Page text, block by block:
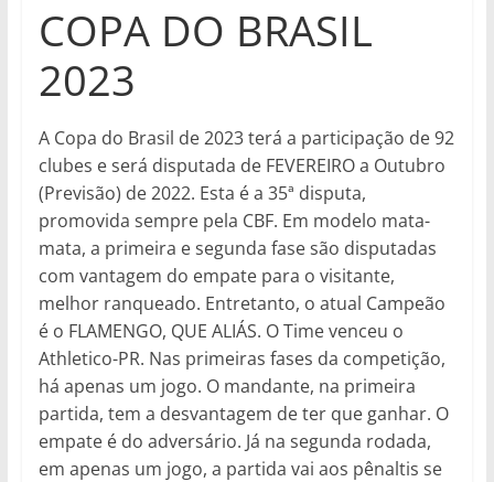
COPA DO BRASIL
2023
A Copa do Brasil de 2023 terá a participação de 92
clubes e será disputada de FEVEREIRO a Outubro
(Previsão) de 2022. Esta é a 35ª disputa,
promovida sempre pela CBF. Em modelo mata-
mata, a primeira e segunda fase são disputadas
com vantagem do empate para o visitante,
melhor ranqueado. Entretanto, o atual Campeão
é o FLAMENGO, QUE ALIÁS. O Time venceu o
Athletico-PR. Nas primeiras fases da competição,
há apenas um jogo. O mandante, na primeira
partida, tem a desvantagem de ter que ganhar. O
empate é do adversário. Já na segunda rodada,
em apenas um jogo, a partida vai aos pênaltis se